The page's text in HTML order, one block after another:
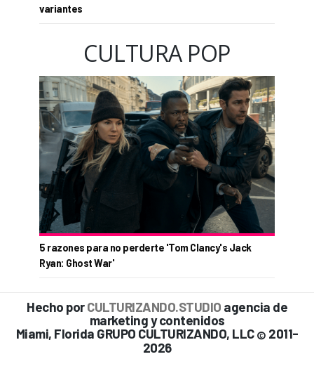
variantes
CULTURA POP
5 razones para no perderte 'Tom Clancy's Jack
Ryan: Ghost War'
Hecho porCULTURIZANDO.STUDIO agencia de
marketing y contenidos
Miami, Florida GRUPO CULTURIZANDO, LLC © 2011-
2026